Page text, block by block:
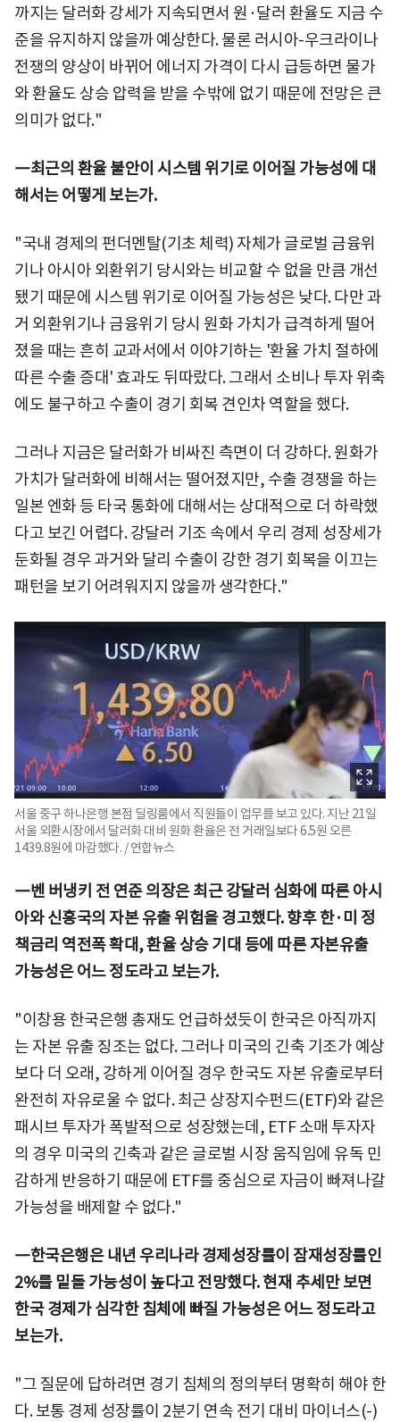
까지는 달러화 강세가 지속되면서 원·달러 환율도 지금 수
준을 유지하지 않을까 예상한다. 물론 러시아-우크라이나
전쟁의 양상이 바뀌어 에너지 가격이 다시 급등하면 물가
와 환율도 상승 압력을 받을 수밖에 없기 때문에 전망은 큰
의미가 없다."
―최근의 환율 불안이 시스템 위기로 이어질 가능성에 대
해서는 어떻게 보는가.
"국내 경제의 펀더멘탈(기초 체력) 자체가 글로벌 금융위
기나 아시아 외환위기 당시와는 비교할 수 없을 만큼 개선
됐기 때문에 시스템 위기로 이어질 가능성은 낮다. 다만 과
거 외환위기나 금융위기 당시 원화 가치가 급격하게 떨어
졌을 때는 흔히 교과서에서 이야기하는 '환율 가치 절하에
따른 수출 증대' 효과도 뒤따랐다. 그래서 소비나 투자 위축
에도 불구하고 수출이 경기 회복 견인차 역할을 했다.
그러나 지금은 달러화가 비싸진 측면이 더 강하다. 원화가
가치가 달러화에 비해서는 떨어졌지만, 수출 경쟁을 하는
일본 엔화 등 타국 통화에 대해서는 상대적으로 더 하락했
다고 보긴 어렵다. 강달러 기조 속에서 우리 경제 성장세가
둔화될 경우 과거와 달리 수출이 강한 경기 회복을 이끄는
패턴을 보기 어려워지지 않을까 생각한다."
서울 중구 하나은행 본점 딜링룸에서 직원들이 업무를 보고 있다. 지난 21일
서울 외환시장에서 달러화 대비 원화 환율은 전 거래일보다 6.5원 오른
1439.8원에 마감했다. / 연합뉴스
―벤 버냉키 전 연준 의장은 최근 강달러 심화에 따른 아시
아와 신흥국의 자본 유출 위험을 경고했다. 향후 한·미 정
책금리 역전폭 확대, 환율 상승 기대 등에 따른 자본유출
가능성은 어느 정도라고 보는가.
"이창용 한국은행 총재도 언급하셨듯이 한국은 아직까지
는 자본 유출 징조는 없다. 그러나 미국의 긴축 기조가 예상
보다 더 오래, 강하게 이어질 경우 한국도 자본 유출로부터
완전히 자유로울 수 없다. 최근 상장지수펀드(ETF)와 같은
패시브 투자가 폭발적으로 성장했는데, ETF 소매 투자자
의 경우 미국의 긴축과 같은 글로벌 시장 움직임에 유독 민
감하게 반응하기 때문에 ETF를 중심으로 자금이 빠져나갈
가능성을 배제할 수 없다."
―한국은행은 내년 우리나라 경제성장률이 잠재성장률인
2%를 밑돌 가능성이 높다고 전망했다. 현재 추세만 보면
한국 경제가 심각한 침체에 빠질 가능성은 어느 정도라고
보는가.
"그 질문에 답하려면 경기 침체의 정의부터 명확히 해야 한
다. 보통 경제 성장률이 2분기 연속 전기 대비 마이너스(-)